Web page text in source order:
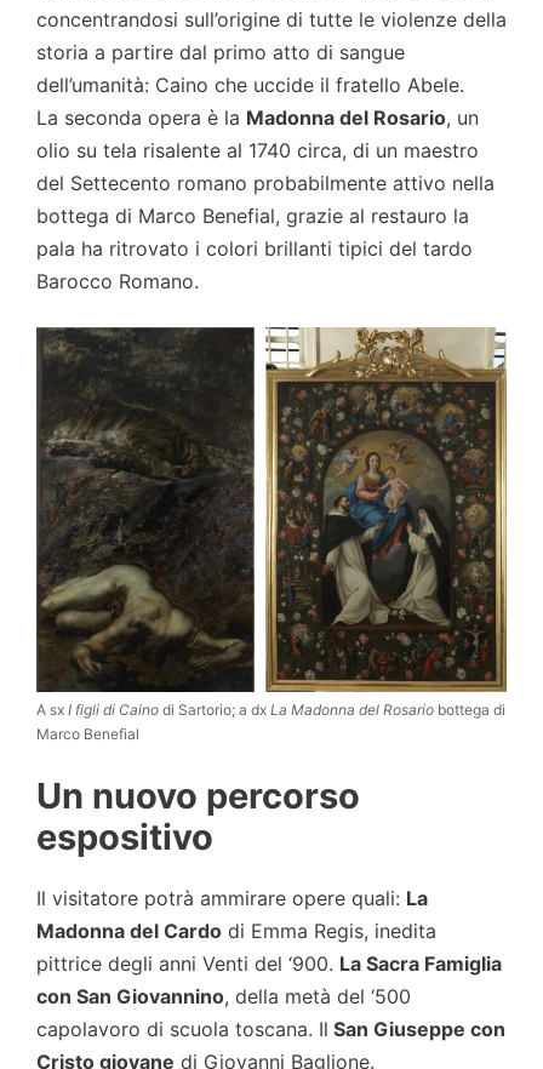
concentrandosi sull’origine di tutte le violenze della
storia a partire dal primo atto di sangue
dell’umanità: Caino che uccide il fratello Abele.
La seconda opera è la Madonna del Rosario, un
olio su tela risalente al 1740 circa, di un maestro
del Settecento romano probabilmente attivo nella
bottega di Marco Benefial, grazie al restauro la
pala ha ritrovato i colori brillanti tipici del tardo
Barocco Romano.
A sx I figli di Caino di Sartorio; a dx La Madonna del Rosario bottega di
Marco Benefial
Un nuovo percorso
espositivo
Il visitatore potrà ammirare opere quali: La
Madonna del Cardo di Emma Regis, inedita
pittrice degli anni Venti del ‘900. La Sacra Famiglia
con San Giovannino, della metà del ‘500
capolavoro di scuola toscana. Il San Giuseppe con
Cristo giovane di Giovanni Baglione.